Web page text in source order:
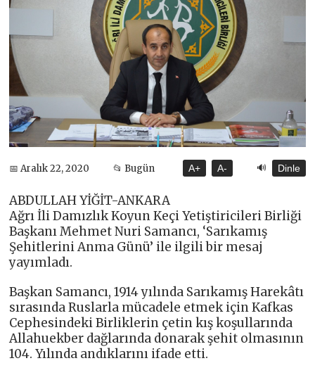
📅 Aralık 22, 2020 📂 Bugün A+ A- 🔊 Dinle
ABDULLAH YİĞİT-ANKARA
Ağrı İli Damızlık Koyun Keçi Yetiştiricileri Birliği
Başkanı Mehmet Nuri Samancı, ‘Sarıkamış
Şehitlerini Anma Günü’ ile ilgili bir mesaj
yayımladı.
Başkan Samancı, 1914 yılında Sarıkamış Harekâtı
sırasında Ruslarla mücadele etmek için Kafkas
Cephesindeki Birliklerin çetin kış koşullarında
Allahuekber dağlarında donarak şehit olmasının
104. Yılında andıklarını ifade etti.